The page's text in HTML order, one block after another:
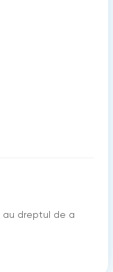
au dreptul de a